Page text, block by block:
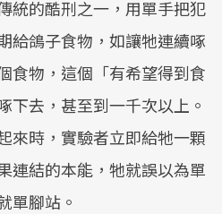
統的酷刑之一，用單手把犯
給鴿子食物，如讓牠連續啄
食物，這個「有希望得到食
下去，甚至到一千次以上。
來時，實驗者立即給牠一顆
連結的本能，牠就誤以為單
單腳站。